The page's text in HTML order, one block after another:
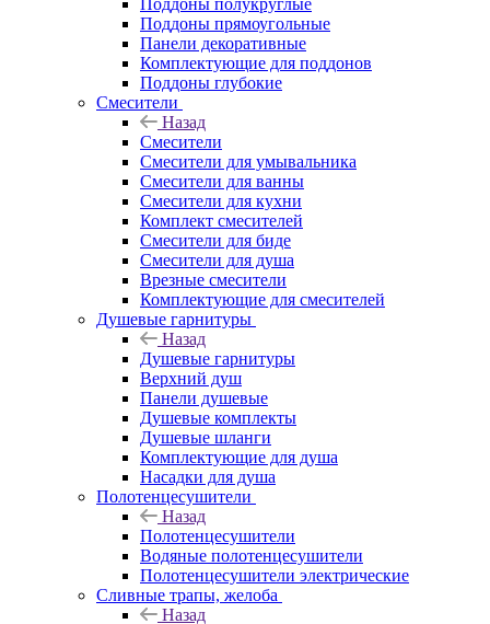
Поддоны полукруглые
Поддоны прямоугольные
Панели декоративные
Комплектующие для поддонов
Поддоны глубокие
Смесители
Назад
Смесители
Смесители для умывальника
Смесители для ванны
Смесители для кухни
Комплект смесителей
Смесители для биде
Смесители для душа
Врезные смесители
Комплектующие для смесителей
Душевые гарнитуры
Назад
Душевые гарнитуры
Верхний душ
Панели душевые
Душевые комплекты
Душевые шланги
Комплектующие для душа
Насадки для душа
Полотенцесушители
Назад
Полотенцесушители
Водяные полотенцесушители
Полотенцесушители электрические
Сливные трапы, желоба
Назад